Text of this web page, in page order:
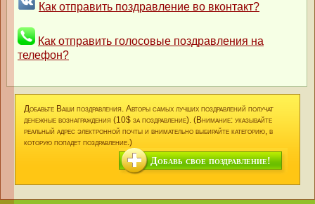
Как отправить поздравление во вконтакт?
Как отправить голосовые поздравления на
телефон?
Добавьте Ваши поздравления. Авторы самых лучших поздравлений получат
денежные вознаграждения (10$ за поздравление). (Внимание: указывайте
реальный адрес электронной почты и внимательно выбирайте категорию, в
которую попадет поздравление.)
Добавь свое поздравление!